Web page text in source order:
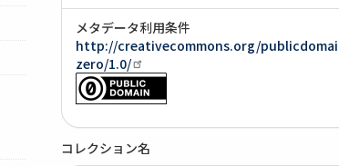
メタデータ利用条件
http://creativecommons.org/
zero/1.0/
コレクション名